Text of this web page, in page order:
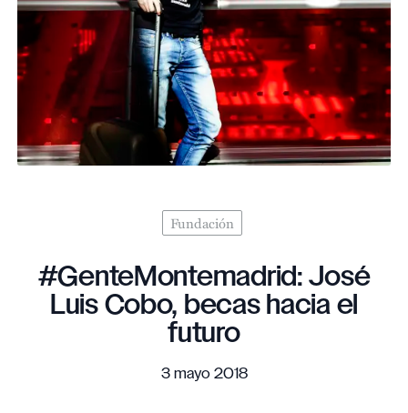
Fundación
#GenteMontemadrid: José
Luis Cobo, becas hacia el
futuro
3 mayo 2018